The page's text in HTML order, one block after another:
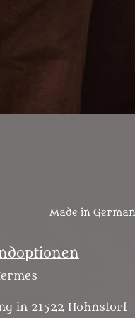
Made in
in 21522 Hohnstorf